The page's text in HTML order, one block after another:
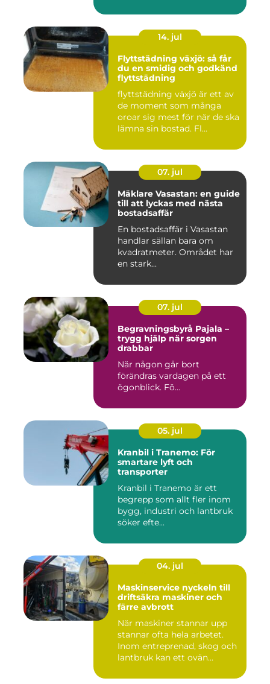
14. jul
Flyttstädning växjö: så får
du en smidig och godkänd
flyttstädning
flyttstädning växjö är ett av
de moment som många
oroar sig mest för när de ska
lämna sin bostad. Fl...
07. jul
Mäklare Vasastan: en guide
till att lyckas med nästa
bostadsaffär
En bostadsaffär i Vasastan
handlar sällan bara om
kvadratmeter. Området har
en stark...
07. jul
Begravningsbyrå Pajala –
trygg hjälp när sorgen
drabbar
När någon går bort
förändras vardagen på ett
ögonblick. Fö...
05. jul
Kranbil i Tranemo: För
smartare lyft och
transporter
Kranbil i Tranemo är ett
begrepp som allt fler inom
bygg, industri och lantbruk
söker efte...
04. jul
Maskinservice nyckeln till
driftsäkra maskiner och
färre avbrott
När maskiner stannar upp
stannar ofta hela arbetet.
Inom entreprenad, skog och
lantbruk kan ett ovän...